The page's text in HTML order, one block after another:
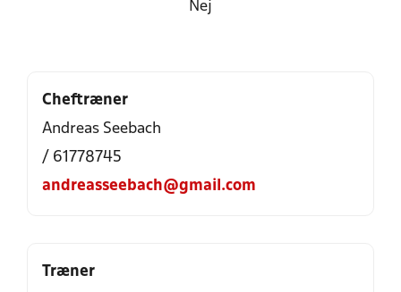
Nej
Cheftræner
Andreas Seebach
/ 61778745
andreasseebach@gmail.com
Træner